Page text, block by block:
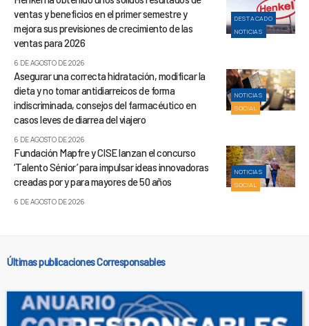
DESTACADO
NOTICIAS
ventas y beneficios en el primer semestre y
mejora sus previsiones de crecimiento de las
ventas para 2026
6 DE AGOSTO DE 2026
NOTICIAS
SOCIAL
Asegurar una correcta hidratación, modificar la
dieta y no tomar antidiarreicos de forma
indiscriminada, consejos del farmacéutico en
casos leves de diarrea del viajero
6 DE AGOSTO DE 2026
NOTICIAS
SOCIAL
Fundación Mapfre y CISE lanzan el concurso
‘Talento Sénior’ para impulsar ideas innovadoras
creadas por y para mayores de 50 años
6 DE AGOSTO DE 2026
Últimas publicaciones Corresponsables